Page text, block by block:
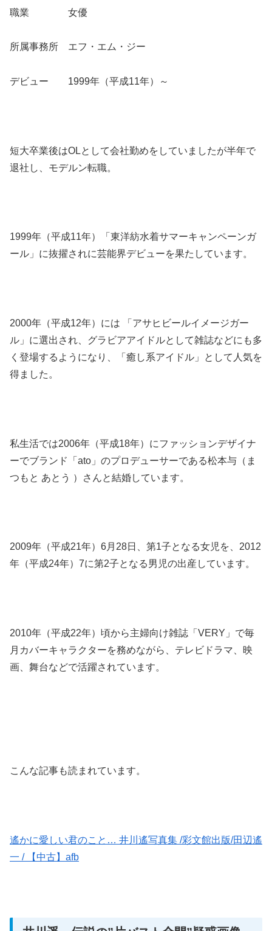
職業 女優
所属事務所 エフ・エム・ジー
デビュー 1999年（平成11年）～
短大卒業後はOLとして会社勤めをしていましたが半年で
退社し、モデルン転職。
1999年（平成11年）「東洋紡水着サマーキャンペーンガ
ール」に抜擢されに芸能界デビューを果たしています。
2000年（平成12年）には 「アサヒビールイメージガー
ル」に選出され、グラビアアイドルとして雑誌などにも多
く登場するようになり、「癒し系アイドル」として人気を
得ました。
私生活では2006年（平成18年）にファッションデザイナ
ーでブランド「ato」のプロデューサーである松本与（ま
つもと あとう ）さんと結婚しています。
2009年（平成21年）6月28日、第1子となる女児を、2012
年（平成24年）7に第2子となる男児の出産しています。
2010年（平成22年）頃から主婦向け雑誌「VERY」で毎
月カバーキャラクターを務めながら、テレビドラマ、映
画、舞台などで活躍されています。
こんな記事も読まれています。
遙かに愛しい君のこと… 井川遙写真集 /彩文館出版/田辺遙
一 / 【中古】afb